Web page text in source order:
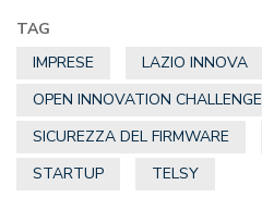
TAG
IMPRESE
LAZIO INNOVA
OPEN INNOVATION CHALLENGE
SICUREZZA DEL FIRMWARE
STARTUP
TELSY